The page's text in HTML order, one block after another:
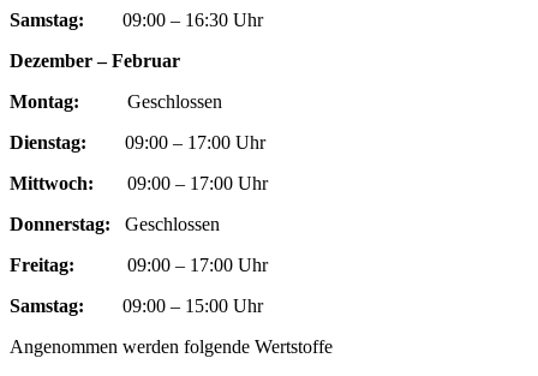
Samstag:
09:00 – 16:30 Uhr
Dezember – Februar
Montag: Geschlossen
Dienstag: 09:00 – 17:00 Uhr
Mittwoch: 09:00 – 17:00 Uhr
Donnerstag: Geschlossen
Freitag: 09:00 – 17:00 Uhr
Samstag:
09:00 – 15:00 Uhr
Angenommen werden folgende Wertstoffe